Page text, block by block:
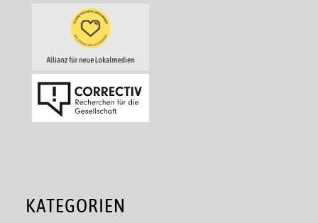
KATEGORIEN